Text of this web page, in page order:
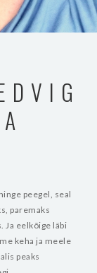
peegel, seal
paremaks
Ja eelkõige läbi
keha ja meele
peaks